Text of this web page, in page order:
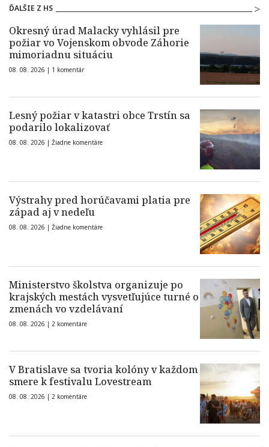
ĎALŠIE Z HS
Okresný úrad Malacky vyhlásil pre
požiar vo Vojenskom obvode Záhorie
mimoriadnu situáciu
08. 08. 2026 | 1 komentár
Lesný požiar v katastri obce Trstín sa
podarilo lokalizovať
08. 08. 2026 | Žiadne komentáre
Výstrahy pred horúčavami platia pre
západ aj v nedeľu
08. 08. 2026 | Žiadne komentáre
Ministerstvo školstva organizuje po
krajských mestách vysvetľujúce turné o
zmenách vo vzdelávaní
08. 08. 2026 | 2 komentáre
V Bratislave sa tvoria kolóny v každom
smere k festivalu Lovestream
08. 08. 2026 | 2 komentáre